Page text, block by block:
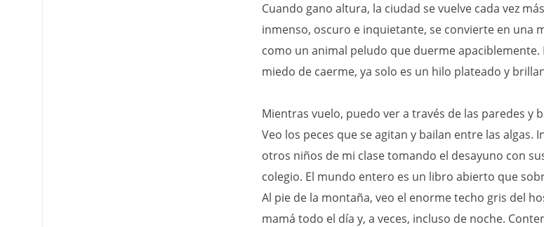
Cuando gano altura, la ciudad se vuelve cada vez
inmenso, oscuro e inquietante, se convierte en una
como un animal peludo que duerme
miedo de caerme, ya solo es un hilo plateado y
Mientras vuelo, puedo ver a través de las paredes y
Veo los peces que se agitan y bailan entre las algas.
otros niños de mi clase tomando el desayuno con
colegio. El mundo entero es un libro abierto que
Al pie de la montaña, veo el enorme techo gris del
mamá todo el día y, a veces, incluso de noche.